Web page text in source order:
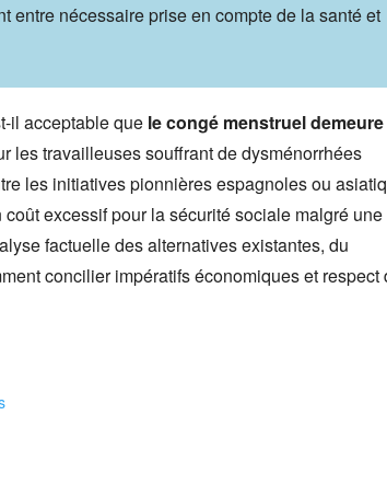
entre nécessaire prise en compte de la santé et
il acceptable que le congé menstruel demeure
les travailleuses souffrant de dysménorrhées
les initiatives pionnières espagnoles ou
excessif pour la sécurité sociale malgré une
factuelle des alternatives existantes, du
concilier impératifs économiques et respect